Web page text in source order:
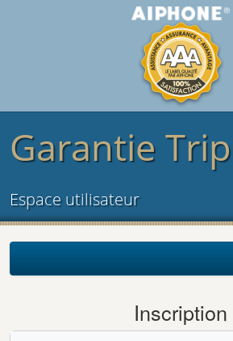
Garantie
Espace utilisateur
Inscription